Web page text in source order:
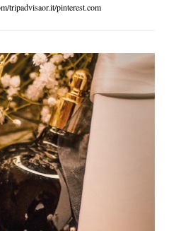
tripadvisaor.it/pinterest.com